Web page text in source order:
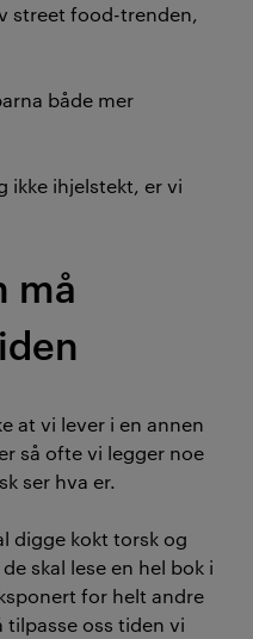
street food-trenden,
både mer
ikke ihjelstekt, er vi
må
at vi lever i en annen
så ofte vi legger noe
ser hva er.
digge kokt torsk og
skal lese en hel bok i
for helt andre
oss tiden vi